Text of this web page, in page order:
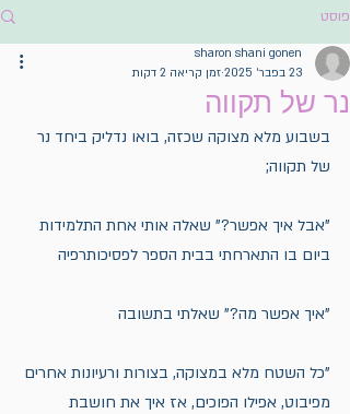
פוסט
נר של תקווה
sharon shani gonen
23 בפבר׳ 2025
זמן קריאה 2 דקות
בשבוע מלא מצוקה שכזה, בואו נדליק ביחד נר
של תקווה;
"אבל איך אפשר?" שאלה אותי אחת התלמידות
ביום בו התארחתי בבית הספר לפסיכותרפיה
"איך אפשר מה?" שאלתי בתשובה
"כל השטח מלא במצוקה, בצורות ורעיונות אחרים
מפיבוט, אפילו הפוכים, אז איך את חושבת